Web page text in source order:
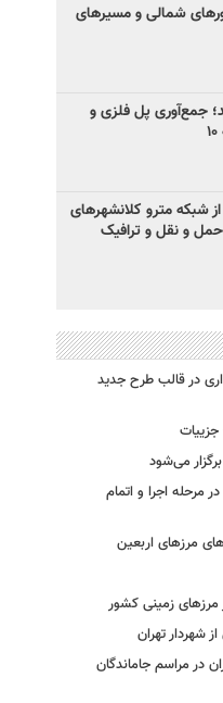
شمالی و مسیرهای
جمع‌آوری پل فلزی و
از شبکه مترو کلانشهرهای
و نقل و ترافیک
در قالب طرح جدید
می‌شود
پل‌های مسیر تندرستی؛ ۳ پل در مرحله اجرا و اتمام
مرزهای اربعین
زمینی کشور
شهردار تهران
تهران در مراسم جاماندگان